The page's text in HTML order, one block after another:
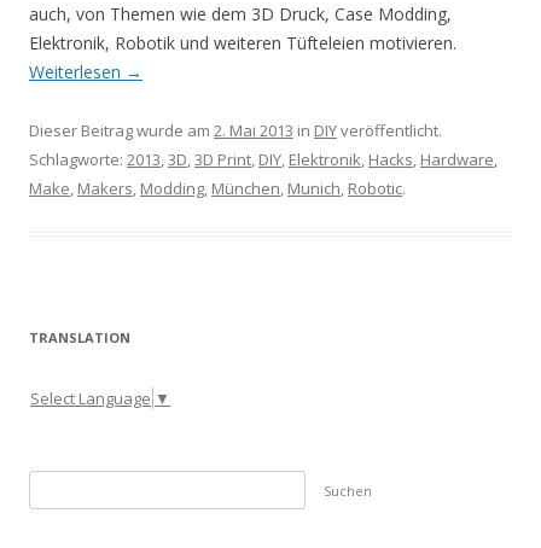
auch, von Themen wie dem 3D Druck, Case Modding,
Elektronik, Robotik und weiteren Tüfteleien motivieren.
Weiterlesen →
Dieser Beitrag wurde am 2. Mai 2013 in DIYveröffentlicht.
Schlagworte: 2013,3D,3D Print, DIY, Elektronik, Hacks, Hardware,
Make, Makers, Modding, München, Munich, Robotic.
TRANSLATION
Select Language ▼
u